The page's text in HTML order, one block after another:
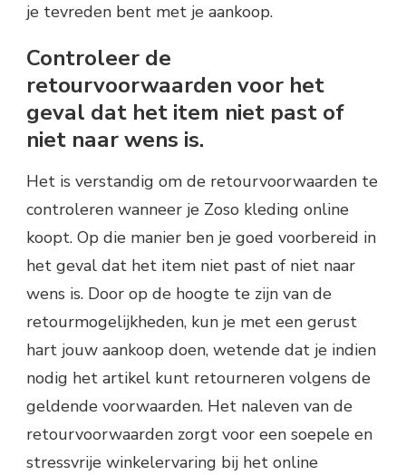
je tevreden bent met je aankoop.
Controleer de
retourvoorwaarden voor het
geval dat het item niet past of
niet naar wens is.
Het is verstandig om de retourvoorwaarden te
controleren wanneer je Zoso kleding online
koopt. Op die manier ben je goed voorbereid in
het geval dat het item niet past of niet naar
wens is. Door op de hoogte te zijn van de
retourmogelijkheden, kun je met een gerust
hart jouw aankoop doen, wetende dat je indien
nodig het artikel kunt retourneren volgens de
geldende voorwaarden. Het naleven van de
retourvoorwaarden zorgt voor een soepele en
stressvrije winkelervaring bij het online